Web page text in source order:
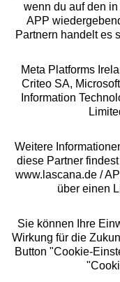
Rechtliches
Alle Preise inkl. MwSt., zzgl.
** Bonität vorausgesetzt,
wenn du auf den
APP
Partnern handelt es
Meta Platforms
Criteo SA,
Information
Weitere
diese Partner
www.lascana.de /
über einen
Sie können Ihre
Wirkung für die
Button "Cookie-